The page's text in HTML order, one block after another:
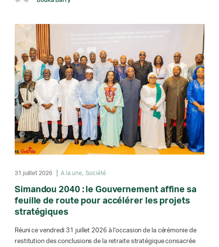
31 juillet 2026 A la une Société
Simandou 2040 : le Gouvernement affine sa
feuille de route pour accélérer les projets
stratégiques
Réuni ce vendredi 31 juillet 2026 à l’occasion de la cérémonie de
restitution des conclusions de la retraite stratégique consacrée